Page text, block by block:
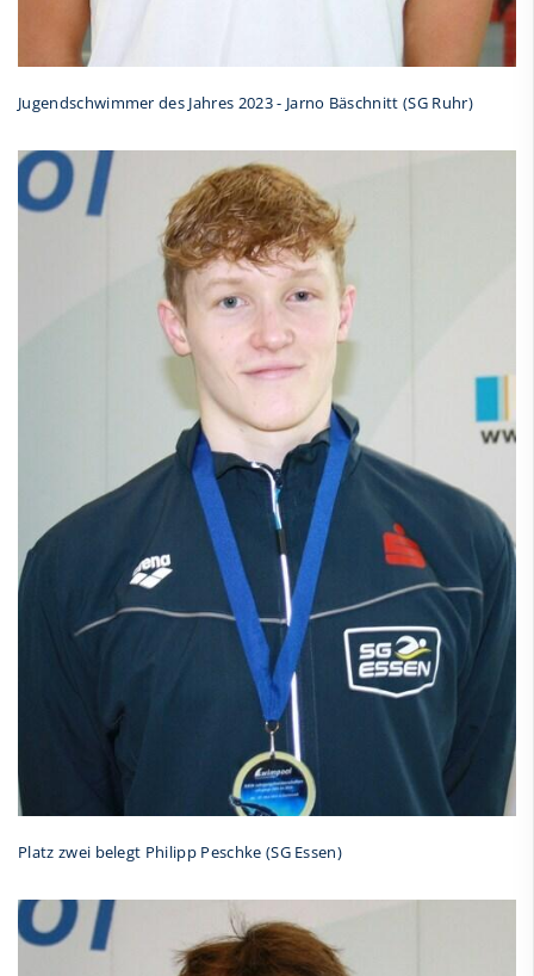
Jugendschwimmer des Jahres 2023 - Jarno Bäschnitt (SG Ruhr)
Platz zwei belegt Philipp Peschke (SG Essen)